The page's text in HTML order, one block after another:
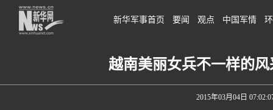
新华军事首页 要闻 观点 中国军情
越南美丽女兵不一样的
2015年03月04日